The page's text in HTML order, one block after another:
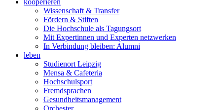
kooperieren
Wissenschaft & Transfer
Fördern & Stiften
Die Hochschule als Tagungsort
Mit Expertinnen und Experten netzwerken
In Verbindung bleiben: Alumni
leben
Studienort Leipzig
Mensa & Cafeteria
Hochschulsport
Fremdsprachen
Gesundheitsmanagement
Orchester